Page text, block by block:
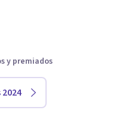
y premiados